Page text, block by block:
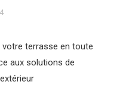
terrasse en toute
aux solutions de